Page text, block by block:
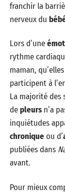
franchir la
nerveux du
Lors d’une
rythme
maman,
participent à
La majorité des
depleursn’a
inquiétudes
chroniqueou d’
publiées dans
avant.
Pour mieux